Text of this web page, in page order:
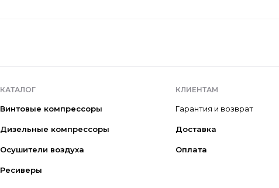
КАТАЛОГ
Винтовые компрессоры
Дизельные компрессоры
Осушители воздуха
Ресиверы
КЛИЕНТАМ
Гарантия и возврат
Доставка
Оплата